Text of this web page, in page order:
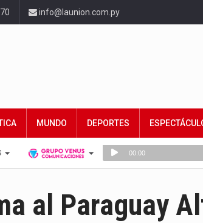
info@launion.com.py
MUNDO DEPORTES
al Paraguay